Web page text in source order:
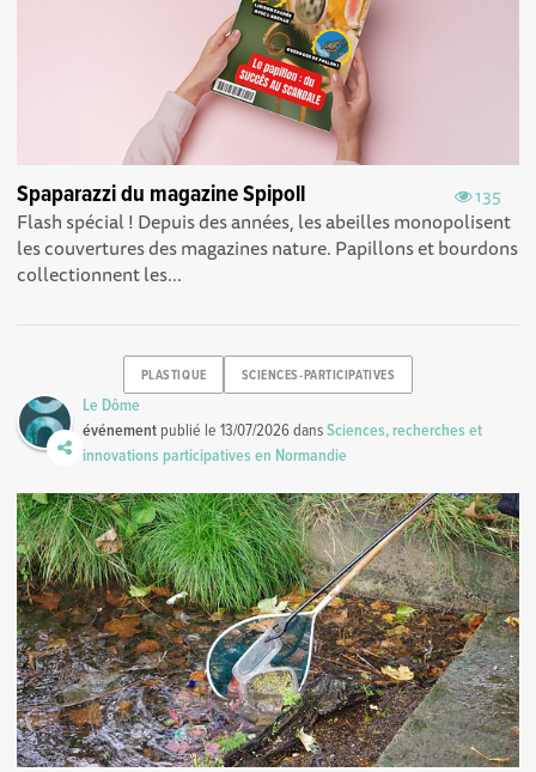
135
Spaparazzi du magazine Spipoll
Flash spécial ! Depuis des années, les abeilles monopolisent
les couvertures des magazines nature. Papillons et bourdons
collectionnent les...
PLASTIQUE SCIENCES-PARTICIPATIVES
Le Dôme
événement publié le13/07/2026dansSciences, recherches et
innovations participatives en Normandie